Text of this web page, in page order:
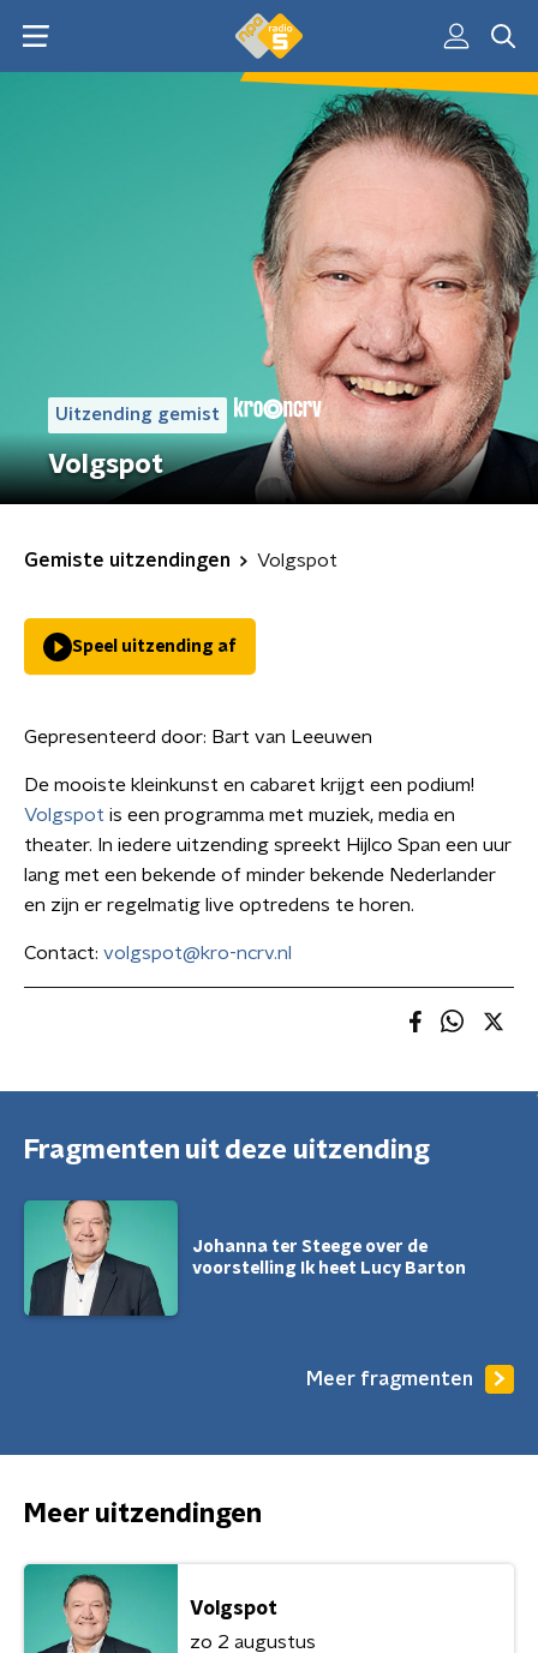
Uitzending gemist
Volgspot
Gemiste uitzendingen Volgspot
Speel uitzending af
Gepresenteerd door: Bart van Leeuwen
De mooiste kleinkunst en cabaret krijgt een podium!
Volgspot is een programma met muziek, media en
theater. In iedere uitzending spreekt Hijlco Span een uur
lang met een bekende of minder bekende Nederlander
en zijn er regelmatig live optredens te horen.
Contact: volgspot@kro-ncrv.nl
Fragmenten uit deze uitzending
Johanna ter Steege over de
voorstelling Ik heet Lucy Barton
Meer fragmenten
Meer uitzendingen
Volgspot
zo 2 augustus